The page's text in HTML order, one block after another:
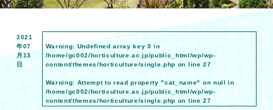
2021
年07
月13
日
Warning: Undefined array key 0 in
/home/gc002/horticulture.ac.jp/public_html/wp/wp-
content/themes/horticulture/single.php on line27
Warning: Attempt to read property "cat_name" on null in
/home/gc002/horticulture.ac.jp/public_html/wp/wp-
content/themes/horticulture/single.php on line27